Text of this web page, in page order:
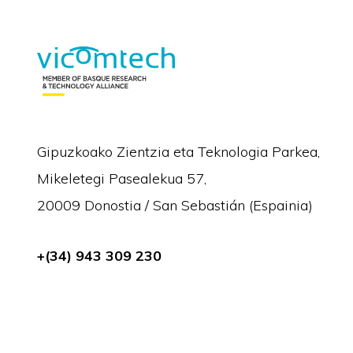
Gipuzkoako Zientzia eta Teknologia Parkea,
Mikeletegi Pasealekua 57,
20009 Donostia / San Sebastián (Espainia)
+(34) 943 309 230